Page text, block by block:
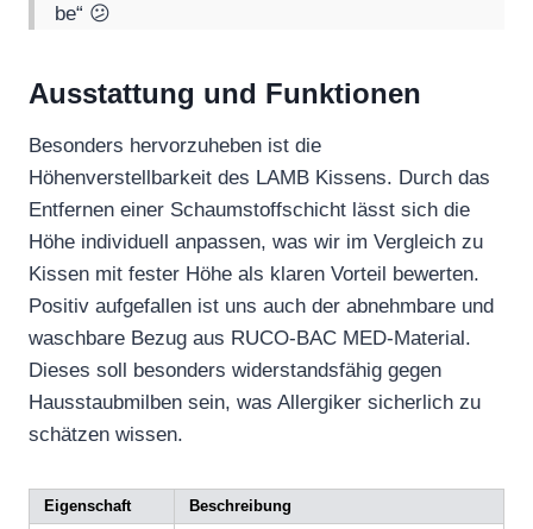
be“ 😕
Ausstattung und Funktionen
Besonders hervorzuheben ist die
Höhenverstellbarkeit des LAMB Kissens. Durch das
Entfernen einer Schaumstoffschicht lässt sich die
Höhe individuell anpassen, was wir im Vergleich zu
Kissen mit fester Höhe als klaren Vorteil bewerten.
Positiv aufgefallen ist uns auch der abnehmbare und
waschbare Bezug aus RUCO-BAC MED-Material.
Dieses soll besonders widerstandsfähig gegen
Hausstaubmilben sein, was Allergiker sicherlich zu
schätzen wissen.
Eigenschaft Beschreibung